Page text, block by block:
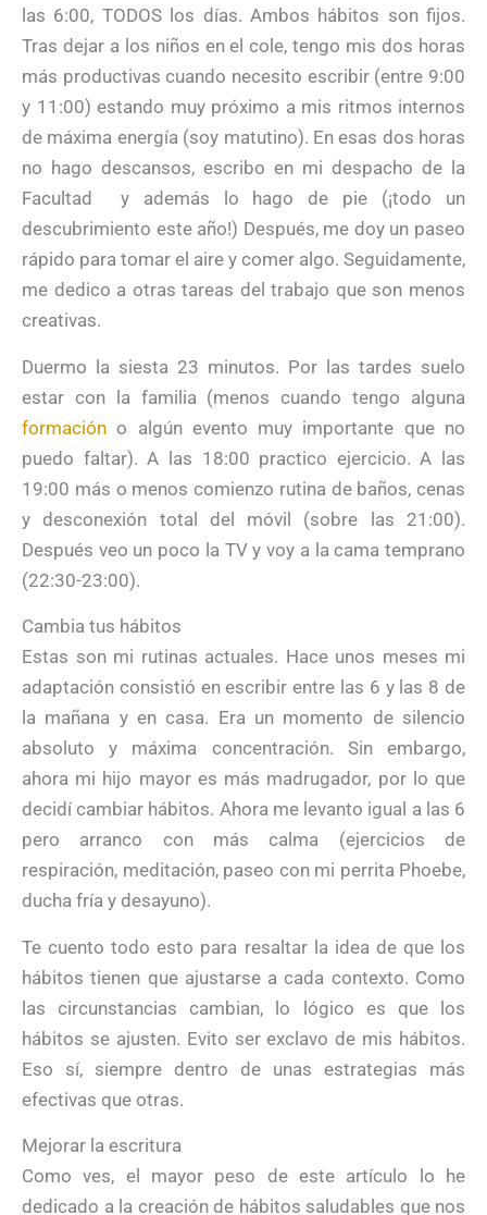
las 6:00, TODOS los días. Ambos hábitos son fijos.
Tras dejar a los niños en el cole, tengo mis dos horas
más productivas cuando necesito escribir (entre 9:00
y 11:00) estando muy próximo a mis ritmos internos
de máxima energía (soy matutino). En esas dos horas
no hago descansos, escribo en mi despacho de la
Facultad y además lo hago de pie (¡todo un
descubrimiento este año!) Después, me doy un paseo
rápido para tomar el aire y comer algo. Seguidamente,
me dedico a otras tareas del trabajo que son menos
creativas.
Duermo la siesta 23 minutos. Por las tardes suelo
estar con la familia (menos cuando tengo alguna
formación o algún evento muy importante que no
puedo faltar). A las 18:00 practico ejercicio. A las
19:00 más o menos comienzo rutina de baños, cenas
y desconexión total del móvil (sobre las 21:00).
Después veo un poco la TV y voy a la cama temprano
(22:30-23:00).
Cambia tus hábitos
Estas son mi rutinas actuales. Hace unos meses mi
adaptación consistió en escribir entre las 6 y las 8 de
la mañana y en casa. Era un momento de silencio
absoluto y máxima concentración. Sin embargo,
ahora mi hijo mayor es más madrugador, por lo que
decidí cambiar hábitos. Ahora me levanto igual a las 6
pero arranco con más calma (ejercicios de
respiración, meditación, paseo con mi perrita Phoebe,
ducha fría y desayuno).
Te cuento todo esto para resaltar la idea de que los
hábitos tienen que ajustarse a cada contexto. Como
las circunstancias cambian, lo lógico es que los
hábitos se ajusten. Evito ser exclavo de mis hábitos.
Eso sí, siempre dentro de unas estrategias más
efectivas que otras.
Mejorar la escritura
Como ves, el mayor peso de este artículo lo he
dedicado a la creación de hábitos saludables que nos